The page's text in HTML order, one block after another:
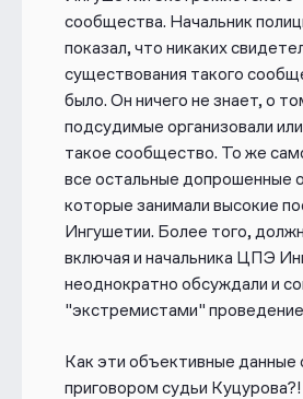
сообщества. Начальник
показал, что никаких
существования такого
было. Он ничего не знает, о
подсудимые организовали
такое сообщество. То же
все остальные
которые занимали высокие
Ингушетии. Более того,
включая и начальника ЦПЭ
неоднократно обсуждали и
"экстремистами"
Как эти объективные данные
приговором судьи